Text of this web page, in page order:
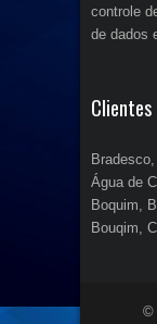
controle
de dados
Clientes
Água de
Boquim,
Bouqim,
©